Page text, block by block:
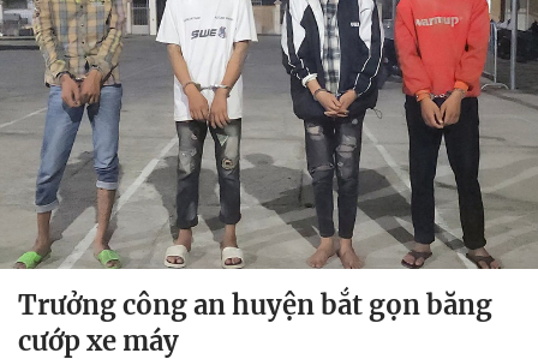
Trưởng công an huyện bắt gọn băng
cướp xe máy